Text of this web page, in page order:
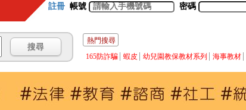
註冊 帳號 密碼
熱門搜尋
165防詐騙
蝦皮 幼兒園教保教材系列 海事教材